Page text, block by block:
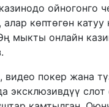
ойногонго
көптөгөн катуу
мыкты онлайн
покер жана
эксклюзивдүү